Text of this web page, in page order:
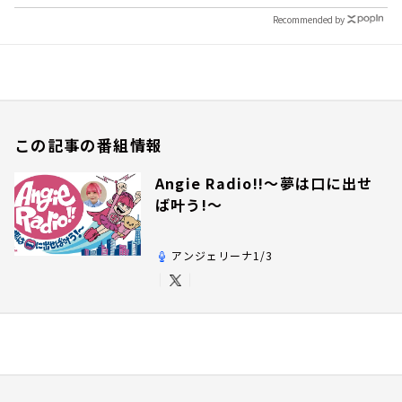
Recommended by
この記事の番組情報
Angie Radio!!～夢は口に出せ
ば叶う!～
アンジェリーナ1/3